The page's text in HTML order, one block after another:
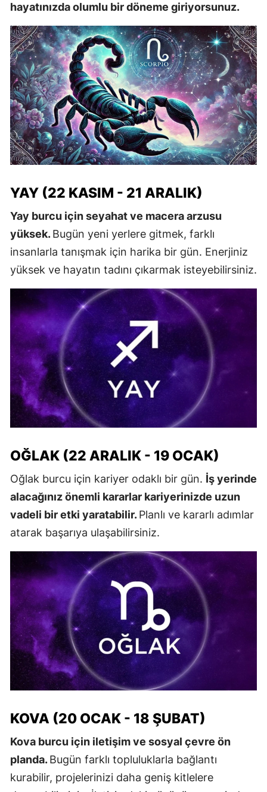
hayatınızda olumlu bir döneme giriyorsunuz.
YAY (22 KASIM - 21 ARALIK)
Yay burcu için seyahat ve macera arzusu
yüksek.Bugün yeni yerlere gitmek, farklı
insanlarla tanışmak için harika bir gün. Enerjiniz
yüksek ve hayatın tadını çıkarmak isteyebilirsiniz.
OĞLAK (22 ARALIK - 19 OCAK)
Oğlak burcu için kariyer odaklı bir gün. İş yerinde
alacağınız önemli kararlar kariyerinizde uzun
vadeli bir etki yaratabilir.Planlı ve kararlı adımlar
atarak başarıya ulaşabilirsiniz.
KOVA (20 OCAK - 18 ŞUBAT)
Kova burcu için iletişim ve sosyal çevre ön
planda.Bugün farklı topluluklarla bağlantı
kurabilir, projelerinizi daha geniş kitlelere